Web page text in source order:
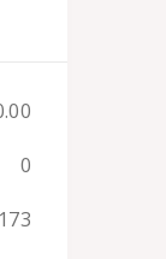
0
173